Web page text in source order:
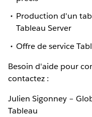
Production d'un
Tableau Server
Offre de service
Besoin d'aide pour
contactez :
Julien Sigonney –
Tableau